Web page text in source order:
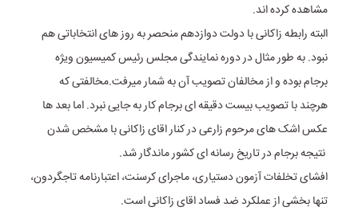
مشاهده کرده اند.
البته رابطه زاکانی با دولت دوازدهم منحصر به روز های انتخاباتی هم
نبود. به طور مثال در دوره نمایندگی مجلس رئیس کمیسیون ویژه
برجام بوده و از مخالفان تصویب آن به شمار میرفت.مخالفتی که
هرچند با تصویب بیست دقیقه ای برجام کار به جایی نبرد. اما بعد ها
عکس اشک های مرحوم زارعی در کنار اقای زاکانی با مشخص شدن
نتیجه برجام در تاریخ رسانه ای کشور ماندگار شد.
افشای تخلفات آزمون دستیاری، ماجرای کرسنت، اعتبارنامه تاجگردون،
تنها بخشی از عملکرد ضد فساد اقای زاکانی است.